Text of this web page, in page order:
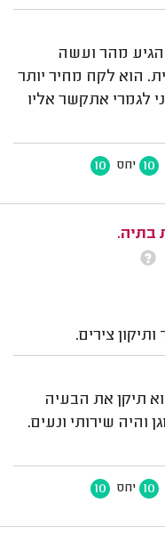
מהר ועשה
הוא לקח מחיר יותר
לגמרי אתקשר אליו
10 יחס 10
בתיה.
צירים.
תיקן את הבעיה
והיה שירותי ונעים.
10 יחס 10